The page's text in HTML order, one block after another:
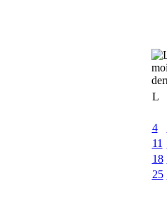
L
4
11
18
25